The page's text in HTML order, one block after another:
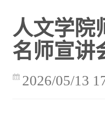
人文学院
名师宣讲
2026/05/13